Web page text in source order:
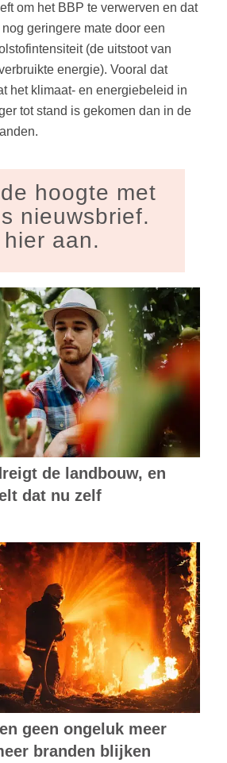
om het BBP te verwerven en dat
geringere mate door een
(de uitstoot van
energie). Vooral dat
het klimaat- en energiebeleid in
tot stand is gekomen dan in de
hoogte met
nieuwsbrief.
aan.
de landbouw, en
dat nu zelf
geen ongeluk meer
branden blijken